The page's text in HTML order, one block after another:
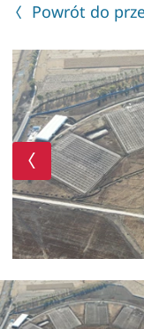
Powrót do